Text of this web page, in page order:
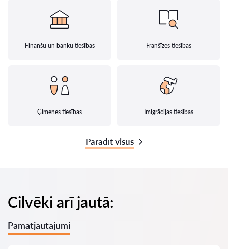
Finanšu un banku tiesības Franšīzes tiesības
Ģimenes tiesības Imigrācijas tiesības
Parādīt visus
Cilvēki arī jautā:
Pamatjautājumi